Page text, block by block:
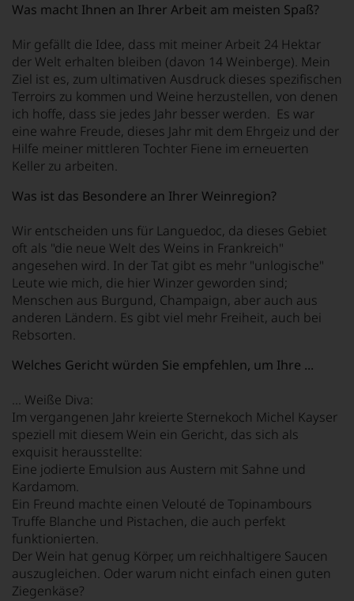
Was macht Ihnen an Ihrer Arbeit am meisten Spaß?
Mir gefällt die Idee, dass mit meiner Arbeit 24 Hektar
der Welt erhalten bleiben (davon 14 Weinberge). Mein
Ziel ist es, zum ultimativen Ausdruck dieses spezifischen
Terroirs zu kommen und Weine herzustellen, von denen
ich hoffe, dass sie jedes Jahr besser werden. Es war
eine wahre Freude, dieses Jahr mit dem Ehrgeiz und der
Hilfe meiner mittleren Tochter Fiene im erneuerten
Keller zu arbeiten.
Was ist das Besondere an Ihrer Weinregion?
Wir entscheiden uns für Languedoc, da dieses Gebiet
oft als "die neue Welt des Weins in Frankreich"
angesehen wird. In der Tat gibt es mehr "unlogische"
Leute wie mich, die hier Winzer geworden sind;
Menschen aus Burgund, Champaign, aber auch aus
anderen Ländern. Es gibt viel mehr Freiheit, auch bei
Rebsorten.
Welches Gericht würden Sie empfehlen, um Ihre ...
... Weiße Diva:
Im vergangenen Jahr kreierte Sternekoch Michel Kayser
speziell mit diesem Wein ein Gericht, das sich als
exquisit herausstellte:
Eine jodierte Emulsion aus Austern mit Sahne und
Kardamom.
Ein Freund machte einen Velouté de Topinambours
Truffe Blanche und Pistachen, die auch perfekt
funktionierten.
Der Wein hat genug Körper, um reichhaltigere Saucen
auszugleichen. Oder warum nicht einfach einen guten
Ziegenkäse?